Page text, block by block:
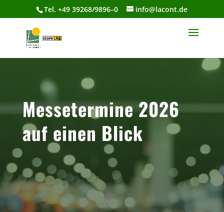
Tel. +49 39268/9896–0 info@lacont.de
Messetermine 2026
auf einen Blick